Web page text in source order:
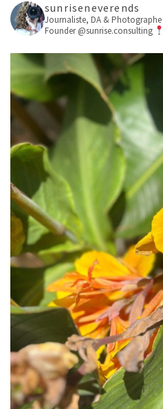
sunriseneverends
Journaliste, DA & Photographe
Founder @sunrise.consulting